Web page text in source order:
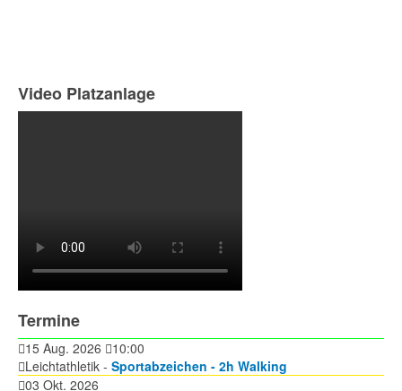
Video Platzanlage
Termine
15 Aug. 2026
10:00
Leichtathletik - Sportabzeichen - 2h Walking
03 Okt. 2026